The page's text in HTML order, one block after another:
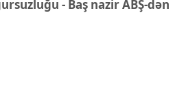
- Baş nazir ABŞ-dən